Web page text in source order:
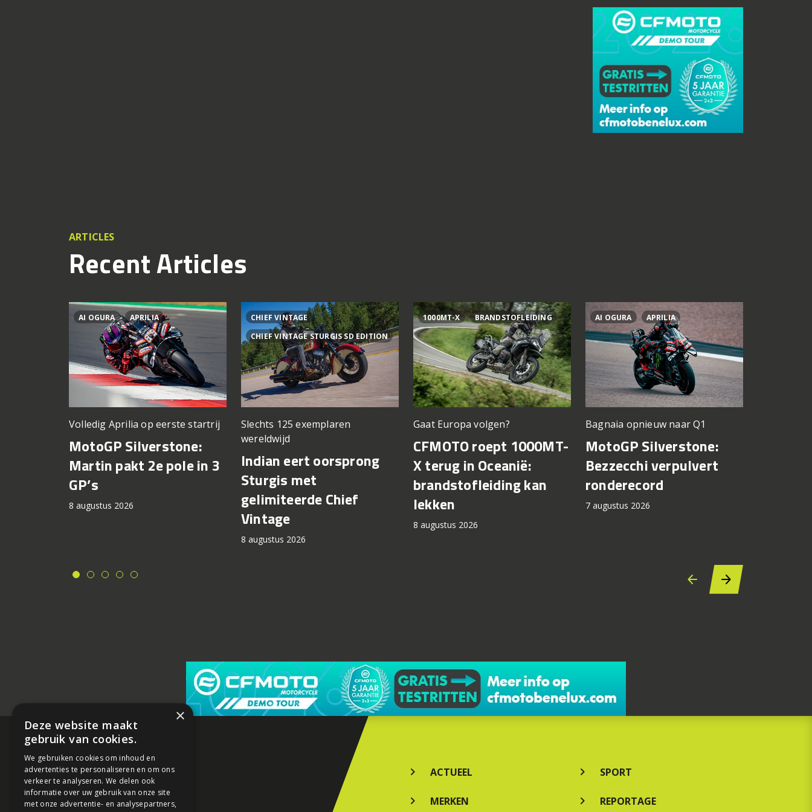
ARTICLES
Recent Articles
AI OGURA APRILIA
Volledig Aprilia op eerste startrij
MotoGP Silverstone:
Martin pakt 2e pole in 3
GP’s
8 augustus 2026
CHIEF VINTAGE
CHIEF VINTAGE STURGIS SD EDITION
Slechts 125 exemplaren
wereldwijd
Indian eert oorsprong
Sturgis met
gelimiteerde Chief
Vintage
8 augustus 2026
1000MT-X BRANDSTOFLEIDING
Gaat Europa volgen?
CFMOTO roept 1000MT-
X terug in Oceanië:
brandstofleiding kan
lekken
8 augustus 2026
AI OGURA APRILIA
Bagnaia opnieuw naar Q1
MotoGP Silverstone:
Bezzecchi verpulvert
ronderecord
7 augustus 2026
ACTUEEL
MERKEN
SPORT
REPORTAGE
×
Deze website maakt
gebruik van cookies.
We gebruiken cookies om inhoud en
advertenties te personaliseren en om ons
verkeer te analyseren. We delen ook
informatie over uw gebruik van onze site
met onze advertentie- en analysepartners,